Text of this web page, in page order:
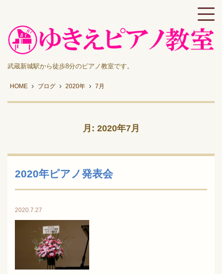
武蔵新城駅から徒歩8分のピアノ教室です。
HOME ブログ 2020年 7月
月: 2020年7月
2020年ピアノ発表会
2020.7.27